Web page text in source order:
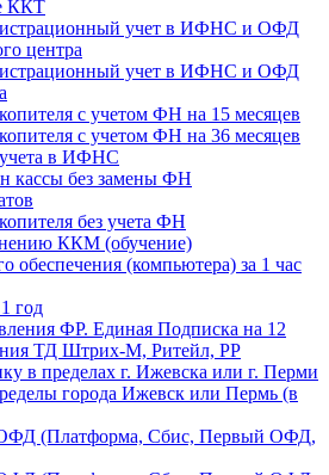
ККТ
учет в ИФНС и ОФД
центра
учет в ИФНС и ОФД
с учетом ФН на 15 месяцев
с учетом ФН на 36 месяцев
учета в ИФНС
кассы без замены ФН
без учета ФН
ККМ (обучение)
обеспечения (компьютера) за 1 час
год
ФР. Единая Подписка на 12
ТД Штрих-М, Ритейл, РР
в пределах г. Ижевска или г. Перми
города Ижевск или Пермь (в
ОФД (Платформа, Сбис, Первый ОФД,